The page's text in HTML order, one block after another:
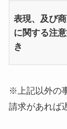
表現、及び
に関する注
き
※上記以外の
請求があれば